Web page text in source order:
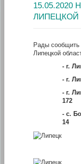
Информация
ЛИПЕЦКОЙ
Рады сообщить
Липецкой
- г.
- г.
- г.
172
- с.
14